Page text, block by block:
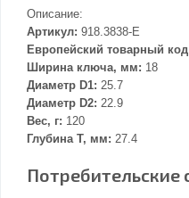
Описание:
Артикул: 918.3838-E
Европейский товарный
Ширина ключа, мм: 18
Диаметр D1: 25.7
Диаметр D2: 22.9
Вес, г: 120
Глубина Т, мм: 27.4
Потребительские